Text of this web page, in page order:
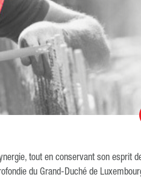
tout en conservant son esprit
du Grand-Duché de